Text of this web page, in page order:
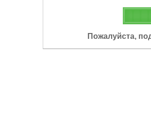
Пожалуйста,